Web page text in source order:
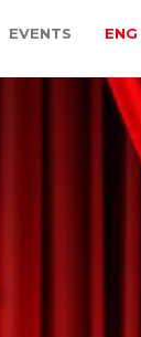
EVENTS ENG